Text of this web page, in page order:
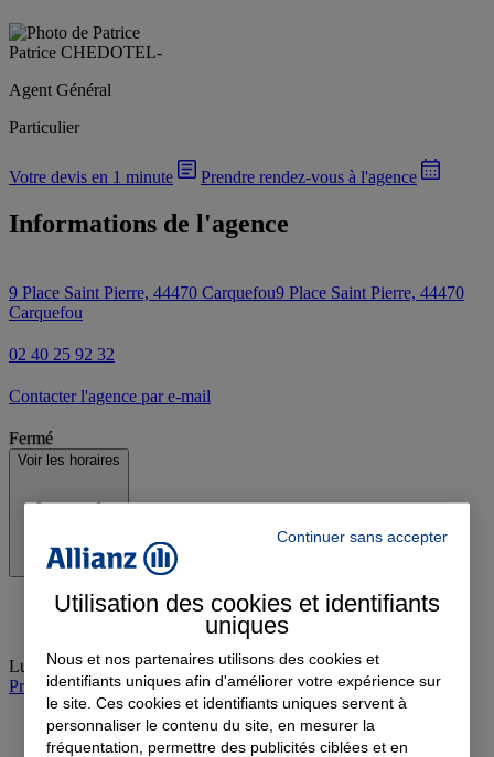
Patrice CHEDOTEL-
Agent Général
Particulier
Votre devis en 1 minute Prendre rendez-vous à l'agence
Informations de l'agence
9 Place Saint Pierre, 44470 Carquefou9 Place Saint Pierre, 44470
Carquefou
02 40 25 92 32
Contacter l'agence par e-mail
Fermé
Voir les horaires
Lundi: 10:30-12:30, 14:00-17:30
Prendre rendez-vous à l'agence
Continuer sans accepter
Utilisation des cookies et identifiants
uniques
Nous et nos partenaires utilisons des cookies et
identifiants uniques afin d'améliorer votre expérience sur
le site. Ces cookies et identifiants uniques servent à
personnaliser le contenu du site, en mesurer la
fréquentation, permettre des publicités ciblées et en